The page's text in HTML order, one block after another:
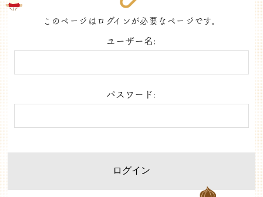
このページはログインが必要なページです。
ユーザー名:
パスワード: